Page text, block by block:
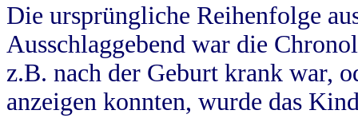
Die ursprüngliche Reihenfolge
Ausschlaggebend war die
z.B. nach der Geburt krank war,
anzeigen konnten, wurde das